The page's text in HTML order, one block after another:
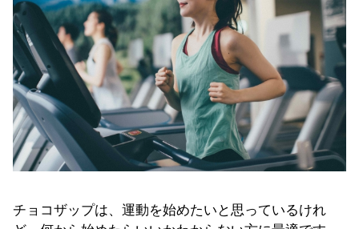
チョコザップは、運動を始めたいと思っているけれ